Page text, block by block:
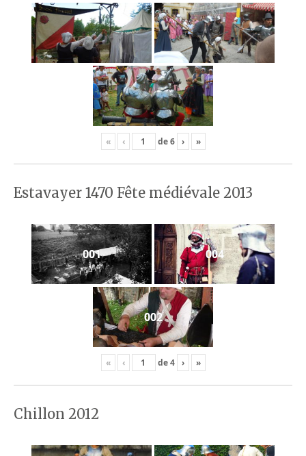
« ‹ de6 › »
Estavayer 1470 Fête médiévale 2013
001 004
002
« ‹ de4 › »
Chillon 2012